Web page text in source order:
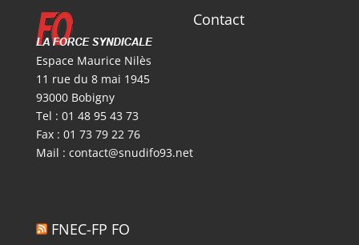
Espace Maurice Nilès
11 rue du 8 mai 1945
93000 Bobigny
Tel : 01 48 95 43 73
Fax : 01 73 79 22 76
Mail : contact@snudifo93.net
Contact
FNEC-FP FO